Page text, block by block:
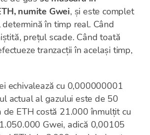
numite Gwei, și este complet
în timp real. Când
prețul scade. Când toată
tranzacții în același timp,
echivalează cu 0,000000001
actual al gazului este de 50
de ETH costă 21.000 înmulțit cu
Gwei, adică 0,00105